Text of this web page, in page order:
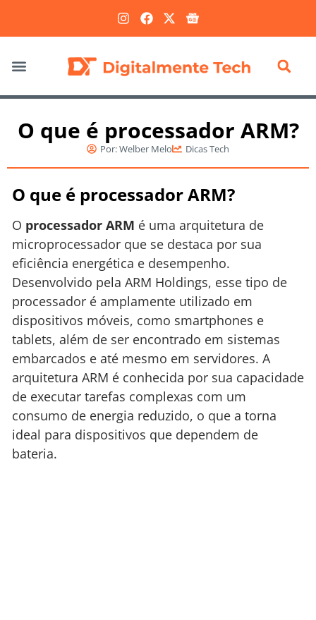
O que é processador ARM?
Por:Welber Melo Dicas Tech
O que é processador ARM?
O processador ARM é uma arquitetura de
microprocessador que se destaca por sua
eficiência energética e desempenho.
Desenvolvido pela ARM Holdings, esse tipo de
processador é amplamente utilizado em
dispositivos móveis, como smartphones e
tablets, além de ser encontrado em sistemas
embarcados e até mesmo em servidores. A
arquitetura ARM é conhecida por sua capacidade
de executar tarefas complexas com um
consumo de energia reduzido, o que a torna
ideal para dispositivos que dependem de
bateria.